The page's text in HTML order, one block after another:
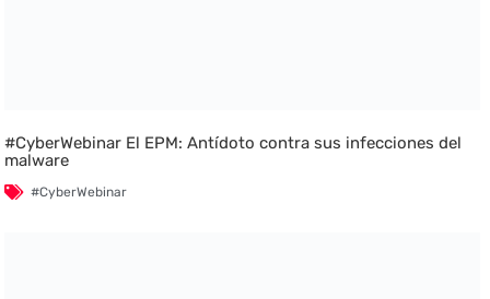
#CyberWebinar El EPM: Antídoto contra sus infecciones del
malware
#CyberWebinar